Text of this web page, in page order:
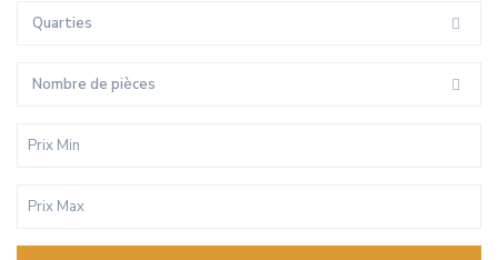
Quarties
Nombre de pièces